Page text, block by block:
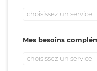
choisissez un service
Mes besoins
choisissez un service